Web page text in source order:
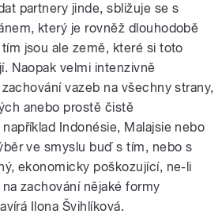
partnery jinde, sbližuje se s
který je rovněž dlouhodobě
jsou ale země, které si toto
Naopak velmi intenzivně
vazeb na všechny strany,
anebo prostě čistě
Indonésie, Malajsie nebo
ve smyslu buď s tím, nebo s
ekonomicky poškozující, ne-li
zachování nějaké formy
Ilona Švihlíková.